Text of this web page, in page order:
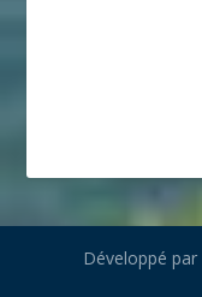
Développé par